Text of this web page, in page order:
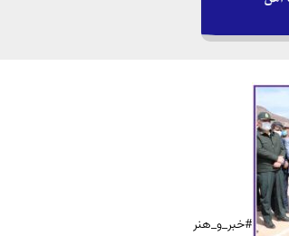
#خبر_و_هنر